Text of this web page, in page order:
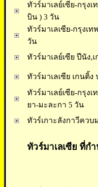
ทัวร์มาเลย์เซีย-กรุง
บิน ) 3 วัน
ทัวร์มาเลเซีย-กรุงเ
วัน
ทัวร์มาเลย์เซีย ปีนัง,
ทัวร์มาเลเซีย เกนติ้
ทัวร์มาเลย์เซีย-กรุง
ยา-มะละกา 5 วัน
ทัวร์เกาะลังกาวีควบ
ทัวร์มาเลเซีย ที่ก